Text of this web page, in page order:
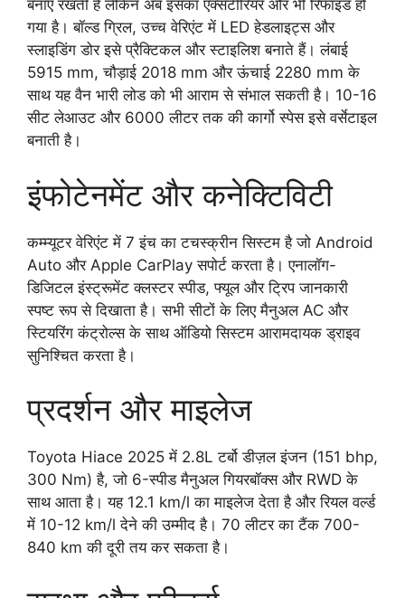
बनाए रखती है लेकिन अब इसका एक्सटीरियर और भी रिफाइंड हो
गया है। बॉल्ड ग्रिल, उच्च वेरिएंट में LED हेडलाइट्स और
स्लाइडिंग डोर इसे प्रैक्टिकल और स्टाइलिश बनाते हैं। लंबाई
5915 mm, चौड़ाई 2018 mm और ऊंचाई 2280 mm के
साथ यह वैन भारी लोड को भी आराम से संभाल सकती है। 10-16
सीट लेआउट और 6000 लीटर तक की कार्गो स्पेस इसे वर्सेटाइल
बनाती है।
इंफोटेनमेंट और कनेक्टिविटी
कम्म्यूटर वेरिएंट में 7 इंच का टचस्क्रीन सिस्टम है जो Android
Auto और Apple CarPlay सपोर्ट करता है। एनालॉग-
डिजिटल इंस्ट्रूमेंट क्लस्टर स्पीड, फ्यूल और ट्रिप जानकारी
स्पष्ट रूप से दिखाता है। सभी सीटों के लिए मैनुअल AC और
स्टियरिंग कंट्रोल्स के साथ ऑडियो सिस्टम आरामदायक ड्राइव
सुनिश्चित करता है।
प्रदर्शन और माइलेज
Toyota Hiace 2025 में 2.8L टर्बो डीज़ल इंजन (151 bhp,
300 Nm) है, जो 6-स्पीड मैनुअल गियरबॉक्स और RWD के
साथ आता है। यह 12.1 km/l का माइलेज देता है और रियल वर्ल्ड
में 10-12 km/l देने की उम्मीद है। 70 लीटर का टैंक 700-
840 km की दूरी तय कर सकता है।